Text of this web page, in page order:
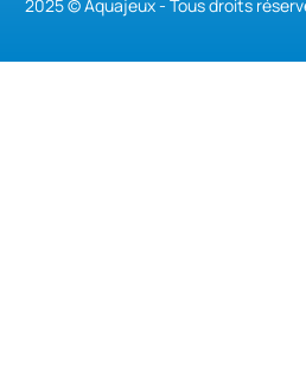
2025 © Aquajeux - Tous droits